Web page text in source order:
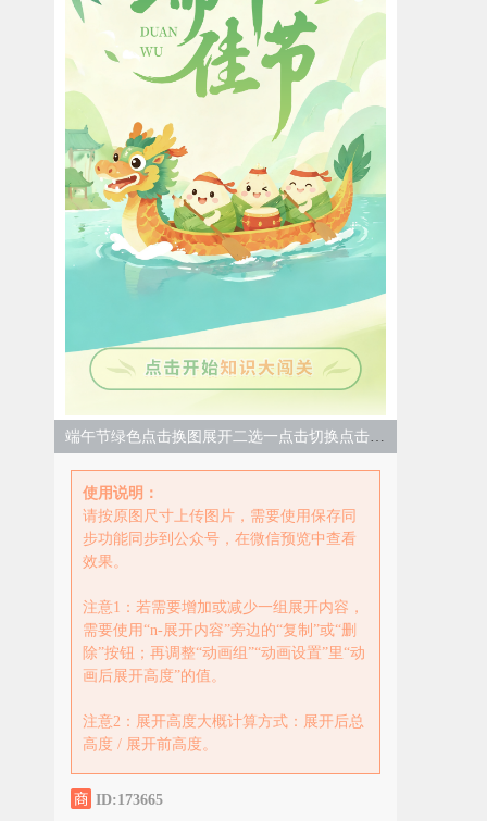
端午节绿色点击换图展开二选一点击切换点击换图SVG（仅支持手机端触发）
使用说明：
请按原图尺寸上传图片，需要使用保存同
步功能同步到公众号，在微信预览中查看
效果。
注意1：若需要增加或减少一组展开内容，
需要使用“n-展开内容”旁边的“复制”或“删
除”按钮；再调整“动画组”“动画设置”里“动
画后展开高度”的值。
注意2：展开高度大概计算方式：展开后总
高度 / 展开前高度。
ID:173665